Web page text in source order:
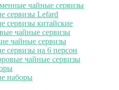
чайные сервизы
сервизы Lefard
сервизы китайские
чайные сервизы
чайные сервизы
сервизы на 6 персон
чайные сервизы
наборы